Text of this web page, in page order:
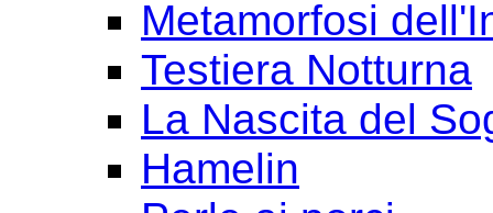
Metamorfosi
Testiera Notturna
La Nascita del
Hamelin